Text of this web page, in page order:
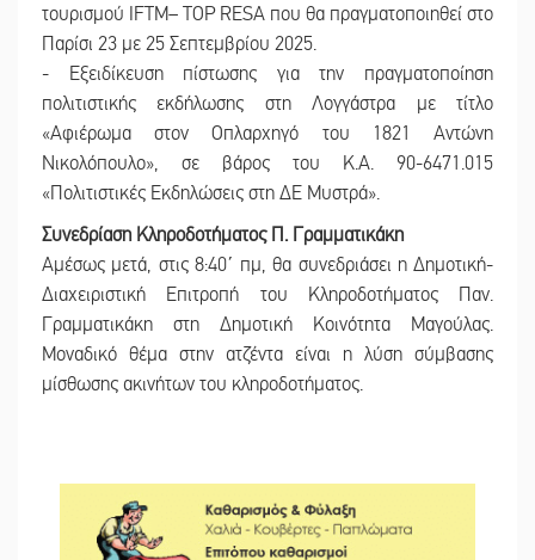
τουρισμού IFTM– TOP RESA που θα πραγματοποιηθεί στο
Παρίσι 23 με 25 Σεπτεμβρίου 2025.
- Εξειδίκευση πίστωσης για την πραγματοποίηση
πολιτιστικής εκδήλωσης στη Λογγάστρα με τίτλο
«Αφιέρωμα στον Οπλαρχηγό του 1821 Αντώνη
Νικολόπουλο», σε βάρος του Κ.Α. 90-6471.015
«Πολιτιστικές Εκδηλώσεις στη ΔΕ Μυστρά».
Συνεδρίαση Κληροδοτήματος Π. Γραμματικάκη
Αμέσως μετά, στις 8:40΄ πμ, θα συνεδριάσει η Δημοτική-
Διαχειριστική Επιτροπή του Κληροδοτήματος Παν.
Γραμματικάκη στη Δημοτική Κοινότητα Μαγούλας.
Μοναδικό θέμα στην ατζέντα είναι η λύση σύμβασης
μίσθωσης ακινήτων του κληροδοτήματος.